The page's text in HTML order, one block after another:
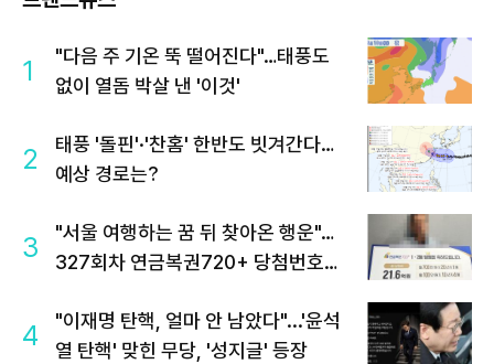
1
"다음 주 기온 뚝 떨어진다"…태풍도
없이 열돔 박살 낸 '이것'
2
태풍 '돌핀'·'찬홈' 한반도 빗겨간다…
예상 경로는?
3
"서울 여행하는 꿈 뒤 찾아온 행운"…
327회차 연금복권720+ 당첨번호조
4
"이재명 탄핵, 얼마 안 남았다"...'윤석
열 탄핵' 맞힌 무당, '성지글' 등장